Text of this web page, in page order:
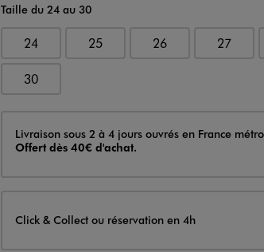
Taille du 24 au 30
24 25 26 27
30
Livraison
Livraison sous 2 à 4 jours ouvrés en France
Offert dès 40€ d'achat.
Click & Collect ou réservation en 4h